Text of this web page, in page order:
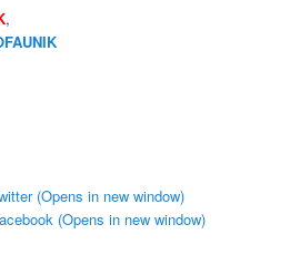
,
(Opens in new window)
(Opens in new window)